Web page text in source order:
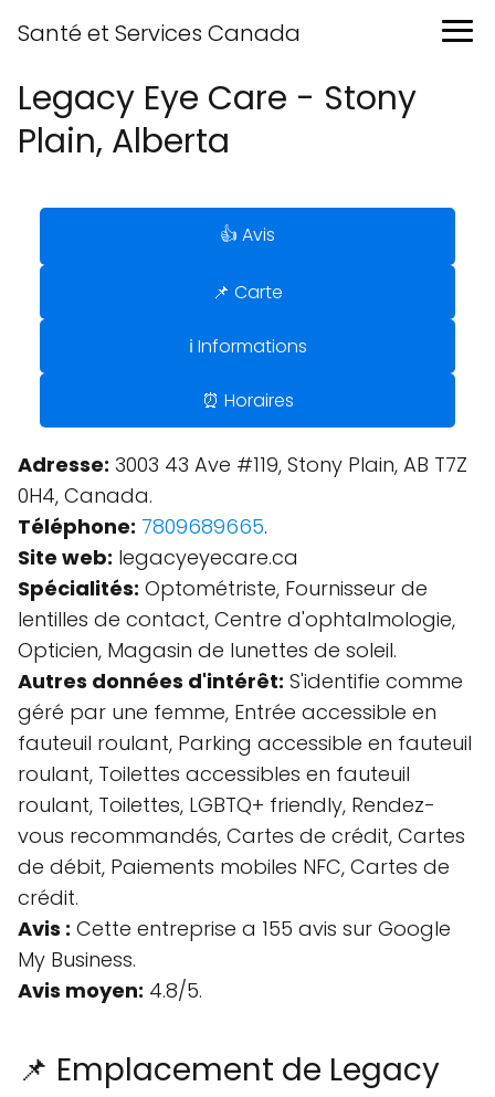
Santé et Services Canada
Legacy Eye Care - Stony
Plain, Alberta
👍 Avis
📌 Carte
ℹ️ Informations
⏰ Horaires
Adresse: 3003 43 Ave #119, Stony Plain, AB T7Z
0H4, Canada.
Téléphone: 7809689665.
Site web: legacyeyecare.ca
Spécialités: Optométriste, Fournisseur de
lentilles de contact, Centre d'ophtalmologie,
Opticien, Magasin de lunettes de soleil.
Autres données d'intérêt: S'identifie comme
géré par une femme, Entrée accessible en
fauteuil roulant, Parking accessible en fauteuil
roulant, Toilettes accessibles en fauteuil
roulant, Toilettes, LGBTQ+ friendly, Rendez-
vous recommandés, Cartes de crédit, Cartes
de débit, Paiements mobiles NFC, Cartes de
crédit.
Avis : Cette entreprise a 155 avis sur Google
My Business.
Avis moyen: 4.8/5.
📌 Emplacement de Legacy